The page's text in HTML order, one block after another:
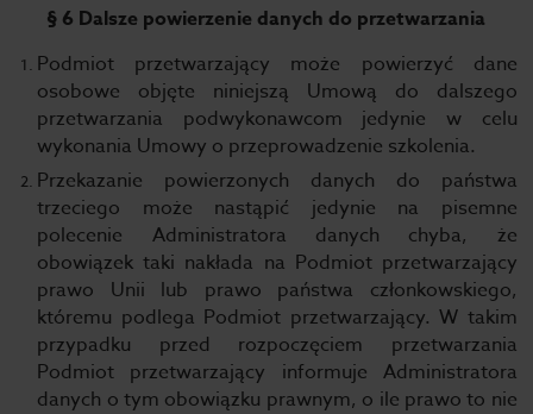
§ 6 Dalsze powierzenie danych do przetwarzania
Podmiot przetwarzający może powierzyć dane
osobowe objęte niniejszą Umową do dalszego
przetwarzania podwykonawcom jedynie w celu
wykonania Umowy o przeprowadzenie szkolenia.
Przekazanie powierzonych danych do państwa
trzeciego może nastąpić jedynie na pisemne
polecenie Administratora danych chyba, że
obowiązek taki nakłada na Podmiot przetwarzający
prawo Unii lub prawo państwa członkowskiego,
któremu podlega Podmiot przetwarzający. W takim
przypadku przed rozpoczęciem przetwarzania
Podmiot przetwarzający informuje Administratora
danych o tym obowiązku prawnym, o ile prawo to nie